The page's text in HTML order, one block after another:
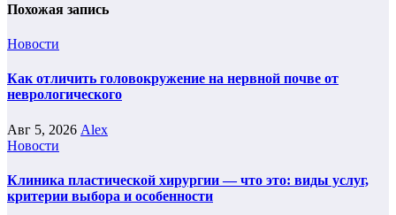
Похожая запись
Новости
Как отличить головокружение на нервной почве от
неврологического
Авг 5, 2026 Alex
Новости
Клиника пластической хирургии — что это: виды услуг,
критерии выбора и особенности